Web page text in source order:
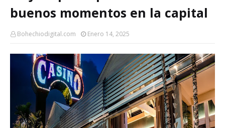
buenos momentos en la capital
Bohechiodigital.com Enero 14, 2025